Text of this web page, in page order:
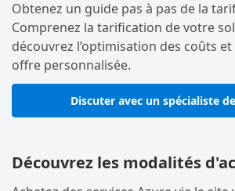
Obtenez un guide pas à pas de la
Comprenez la tarification de votre
découvrez l’optimisation des coûts
offre personnalisée.
Discuter avec un spécialiste
Découvrez les modalités